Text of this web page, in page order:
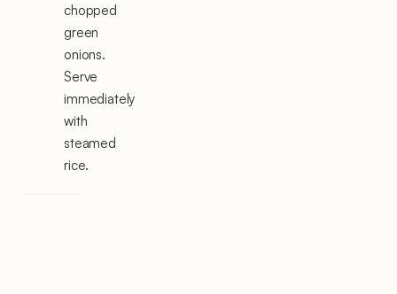
chopped
green
onions.
Serve
immediately
with
steamed
rice.